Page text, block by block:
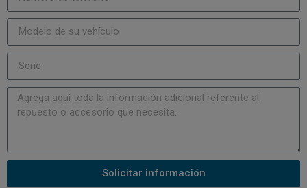
Solicitar información